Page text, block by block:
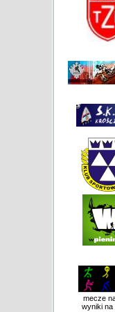
mecze
wyniki na